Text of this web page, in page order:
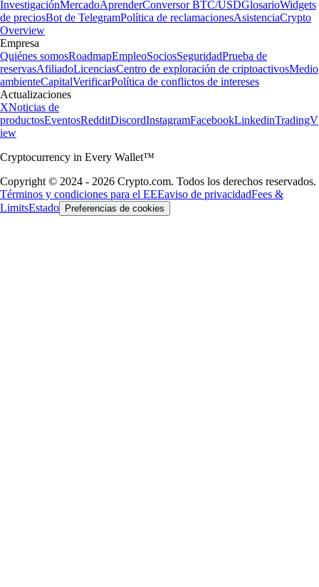
InvestigaciónMercadoAprenderConversor BTC/USDGlosarioWidgets
de preciosBot de TelegramPolítica de reclamacionesAsistenciaCrypto
Overview
Empresa
Quiénes somosRoadmapEmpleoSociosSeguridadPrueba de
reservasAfiliadoLicenciasCentro de exploración de criptoactivosMedio
ambienteCapitalVerificarPolítica de conflictos de intereses
Actualizaciones
XNoticias de
productosEventosRedditDiscordInstagramFacebookLinkedinTradingV
iew
Cryptocurrency in Every Wallet™
Copyright © 2024 - 2026 Crypto.com. Todos los derechos reservados.
Términos y condiciones para el EEEaviso de privacidadFees &
LimitsEstado Preferencias de cookies